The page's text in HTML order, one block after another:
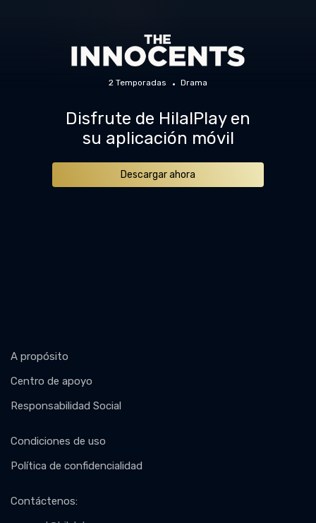
2 Temporadas Drama
Disfrute de HilalPlay en
su aplicación móvil
Descargar ahora
A propósito
Centro de apoyo
Responsabilidad Social
Condiciones de uso
Política de confidencialidad
Contáctenos: